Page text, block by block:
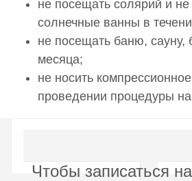
не посещать солярий и
солнечные ванны в
не посещать баню, сауну,
месяца;
не носить
проведении процедуры
Чтобы записаться